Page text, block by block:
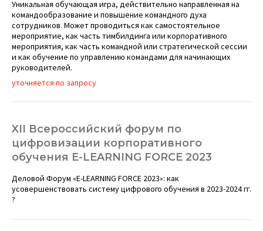
Уникальная обучающая игра, действительно направленная на
командообразование и повышение командного духа
сотрудников. Может проводиться как самостоятельное
мероприятие, как часть тимбилдинга или корпоративного
мероприятия, как часть командной или стратегической сессии
и как обучение по управлению командами для начинающих
руководителей.
уточняется по запросу
XII Всероссийский форум по
цифровизации корпоративного
обучения E-LEARNING FORCE 2023
Деловой Форум «E-LEARNING FORCE 2023»: как
усовершенствовать систему цифрового обучения в 2023-2024 гг.
?